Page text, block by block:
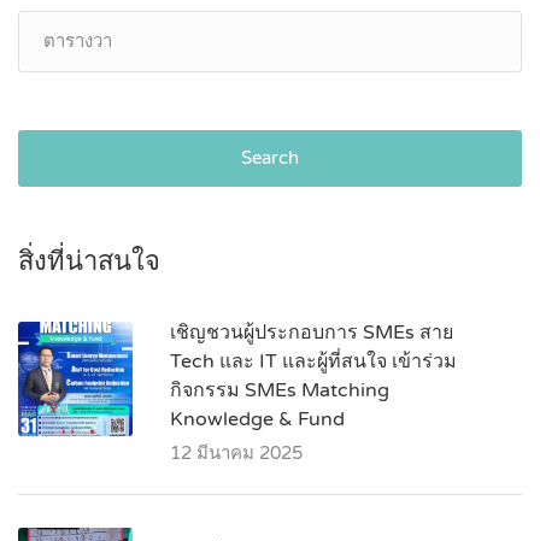
Search
สิ่งที่น่าสนใจ
เชิญชวนผู้ประกอบการ SMEs สาย
Tech และ IT และผู้ที่สนใจ เข้าร่วม
กิจกรรม SMEs Matching
Knowledge & Fund
12 มีนาคม 2025